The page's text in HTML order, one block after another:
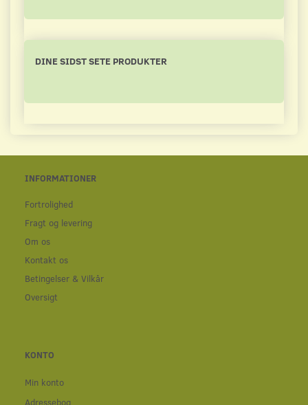
DINE SIDST SETE PRODUKTER
INFORMATIONER
Fortrolighed
Fragt og levering
Om os
Kontakt os
Betingelser & Vilkår
Oversigt
KONTO
Min konto
Adressebog